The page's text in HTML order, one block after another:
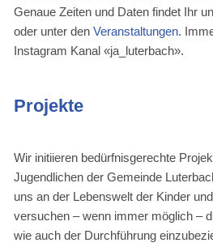
Genaue Zeiten und Daten findet Ihr
oder unter den Veranstaltungen.
Instagram Kanal «ja_luterbach».
Projekte
Wir initiieren bedürfnisgerechte
Jugendlichen der Gemeinde
uns an der Lebenswelt der Kinder
versuchen – wenn immer möglich –
wie auch der Durchführung